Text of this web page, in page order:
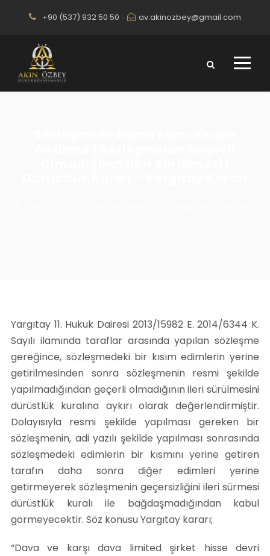
+90 (537) 932 50 50 · av.akinozbey@gmail.com
Yargıtay 11. Hukuk Dairesi 2013/15982 E. 2014/6344 K.
Sayılı ilamında taraflar arasında yapılan sözleşme
gereğince, sözleşmedeki bir kısım edimlerin yerine
getirilmesinden sonra sözleşmenin resmi şekilde
yapılmadığından geçerli olmadığının ileri sürülmesini
dürüstlük kuralına aykırı olarak değerlendirmiştir.
Dolayısıyla resmi şekilde yapılması gereken bir
sözleşmenin, adi yazılı şekilde yapılması sonrasında
sözleşmedeki edimlerin bir kısmını yerine getiren
tarafın daha sonra diğer edimleri yerine
getirmeyerek sözleşmenin geçersizliğini ileri sürmesi
dürüstlük kuralı ile bağdaşmadığından kabul
görmeyecektir. Söz konusu Yargıtay kararı;
“Dava ve karşı dava limited şirket hisse devri